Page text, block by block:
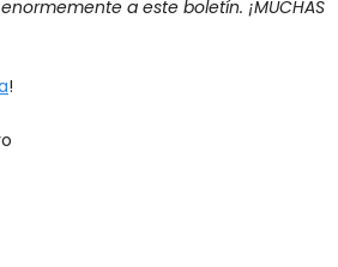
a este boletín. ¡MUCHAS
!